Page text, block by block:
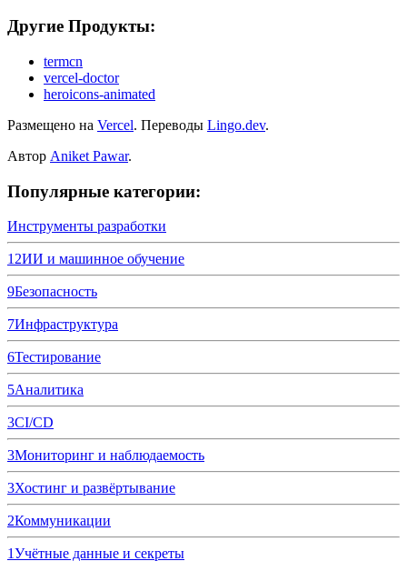
Другие Продукты:
termcn
vercel-doctor
heroicons-animated
Размещено на Vercel. Переводы Lingo.dev.
Автор Aniket Pawar.
Популярные категории:
Инструменты разработки
12ИИ и машинное обучение
9Безопасность
7Инфраструктура
6Тестирование
5Аналитика
3CI/CD
3Мониторинг и наблюдаемость
3Хостинг и развёртывание
2Коммуникации
1Учётные данные и секреты